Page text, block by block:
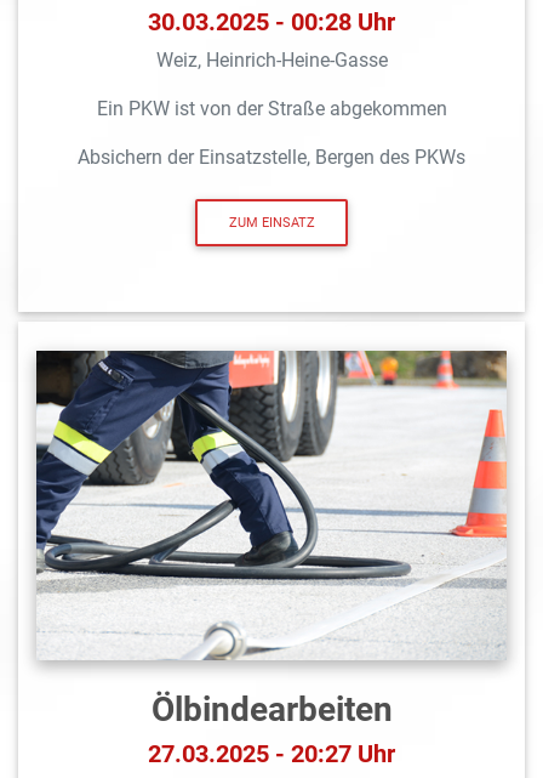
30.03.2025 - 00:28 Uhr
Weiz, Heinrich-Heine-Gasse
Ein PKW ist von der Straße abgekommen
Absichern der Einsatzstelle, Bergen des PKWs
ZUM EINSATZ
Ölbindearbeiten
27.03.2025 - 20:27 Uhr